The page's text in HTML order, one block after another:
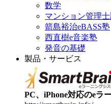
数学
マンション管理
箭島裕治eBASS塾
西直樹e音楽塾
発音の基礎
製品・サービス
PC、iPhone対応のeラ